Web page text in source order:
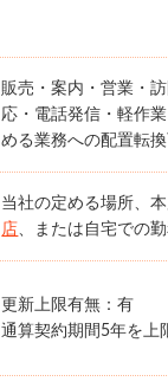
販売・案内・営業・
応・電話発信・軽作
める業務への配置転
当社の定める場所、
店、または自宅での
更新上限有無：有
通算契約期間5年を上